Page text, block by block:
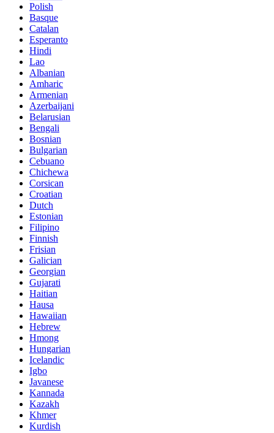
Polish
Basque
Catalan
Esperanto
Hindi
Lao
Albanian
Amharic
Armenian
Azerbaijani
Belarusian
Bengali
Bosnian
Bulgarian
Cebuano
Chichewa
Corsican
Croatian
Dutch
Estonian
Filipino
Finnish
Frisian
Galician
Georgian
Gujarati
Haitian
Hausa
Hawaiian
Hebrew
Hmong
Hungarian
Icelandic
Igbo
Javanese
Kannada
Kazakh
Khmer
Kurdish